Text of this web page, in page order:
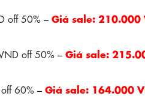
off 50% – Giá sale: 210.000
off 50% –Giá sale:
60% – Giá sale: 164.000